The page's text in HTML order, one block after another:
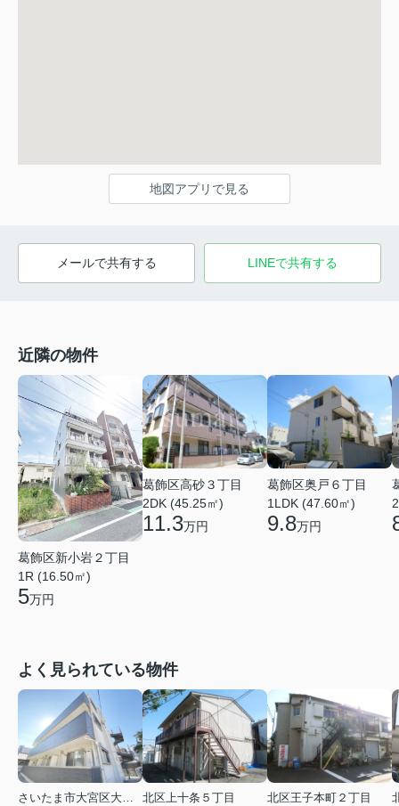
地図アプリで見る
メールで共有する LINEで共有する
近隣の物件
葛飾区新小岩２丁目
1R (16.50㎡)
5万円
葛飾区高砂３丁目
2DK (45.25㎡)
11.3万円
葛飾区奥戸６丁目
1LDK (47.60㎡)
9.8万円
よく見られている物件
北区上十条５丁目
北区王子本町２丁目